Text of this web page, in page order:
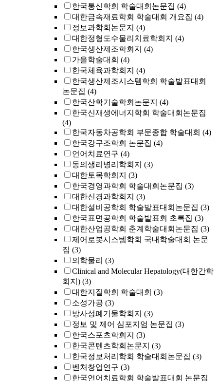
한국통신학회 학술대회논문집 (4)
대한금속재료학회 학술대회 개요집 (4)
정보과학회논문지 (4)
대한정형도수물리치료학회지 (4)
한국생산제조학회지 (4)
가을학술대회 (4)
한국체육과학회지 (4)
한국생산제조시스템학회 학술발표대회
논문집 (4)
한국산학기술학회논문지 (4)
한국신재생에너지학회 학술대회논문집
(4)
한국자동차공학회 부문종합 학술대회 (4)
한국강구조학회 논문집 (4)
언어치료연구 (4)
동의생리병리학회지 (3)
대한토목학회지 (3)
한국경영과학회 학술대회논문집 (3)
대한신경과학회지 (3)
대한설비공학회 학술발표대회논문집 (3)
한국표면공학회 학술발표회 초록집 (3)
대한산업공학회 춘계학술대회논문집 (3)
제어로봇시스템학회 국내학술대회 논문
집 (3)
의학물리 (3)
Clinical and Molecular Hepatology(대한간학
회지) (3)
대한지질학회 학술대회 (3)
소성가공 (3)
방사성폐기물학회지 (3)
정보 및 제어 심포지엄 논문집 (3)
한국스포츠학회지 (3)
한국콘텐츠학회논문지 (3)
한국정보처리학회 학술대회논문집 (3)
벤처창업연구 (3)
한국언어치료학회 학술발표대회 논문집